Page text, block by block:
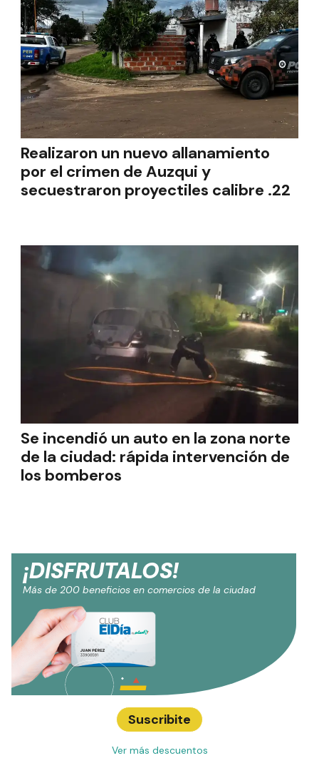
Realizaron un nuevo allanamiento
por el crimen de Auzqui y
secuestraron proyectiles calibre .22
Se incendió un auto en la zona norte
de la ciudad: rápida intervención de
los bomberos
¡DISFRUTALOS!
Más de 200 beneficios en comercios de la ciudad
Suscribite
Ver más descuentos